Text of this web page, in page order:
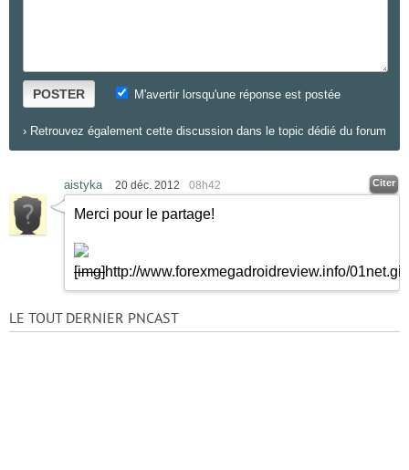
POSTER M'avertir lorsqu'une réponse est postée
› Retrouvez également cette discussion dans le topic dédié du forum
aistyka 20 déc. 2012 08h42 Citer
Merci pour le partage!
[img]http://www.forexmegadroidreview.info/01net.gif
LE TOUT DERNIER PNCAST